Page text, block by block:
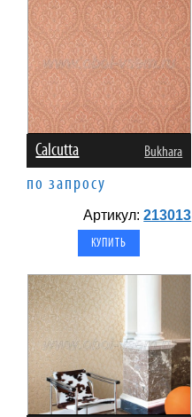
Calcutta Bukhara
по запросу
Артикул:213013